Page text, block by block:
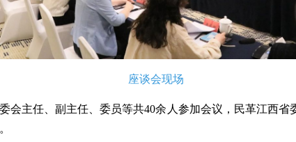
座谈会现场
会主任、副主任、委员等共40余人参加会议，民革江西省